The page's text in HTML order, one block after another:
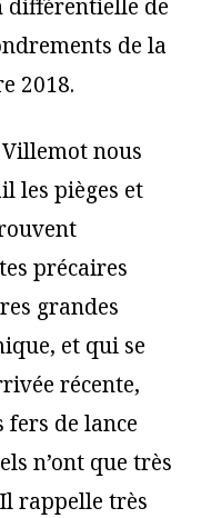
différentielle de
de la
2018.
nous
les pièges et
précaires
grandes
et qui se
récente,
fers de lance
n’ont que très
rappelle très